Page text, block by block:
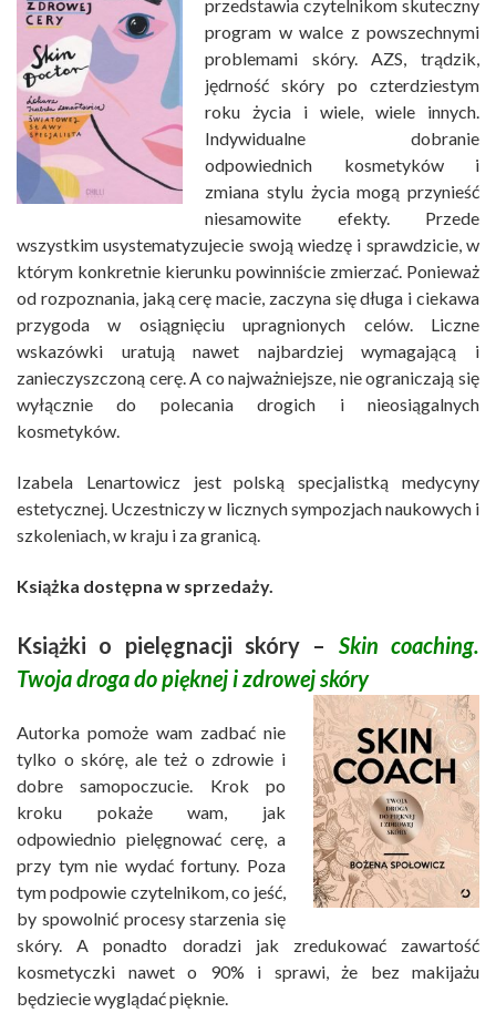
przedstawia czytelnikom skuteczny
program w walce z powszechnymi
problemami skóry. AZS, trądzik,
jędrność skóry po czterdziestym
roku życia i wiele, wiele innych.
Indywidualne dobranie
odpowiednich kosmetyków i
zmiana stylu życia mogą przynieść
niesamowite efekty. Przede
wszystkim usystematyzujecie swoją wiedzę i sprawdzicie, w
którym konkretnie kierunku powinniście zmierzać. Ponieważ
od rozpoznania, jaką cerę macie, zaczyna się długa i ciekawa
przygoda w osiągnięciu upragnionych celów. Liczne
wskazówki uratują nawet najbardziej wymagającą i
zanieczyszczoną cerę. A co najważniejsze, nie ograniczają się
wyłącznie do polecania drogich i nieosiągalnych
kosmetyków.
Izabela Lenartowicz jest polską specjalistką medycyny
estetycznej. Uczestniczy w licznych sympozjach naukowych i
szkoleniach, w kraju i za granicą.
Książka dostępna w sprzedaży.
Książki o pielęgnacji skóry – Skin coaching.
Twoja droga do pięknej i zdrowej skóry
Autorka pomoże wam zadbać nie
tylko o skórę, ale też o zdrowie i
dobre samopoczucie. Krok po
kroku pokaże wam, jak
odpowiednio pielęgnować cerę, a
przy tym nie wydać fortuny. Poza
tym podpowie czytelnikom, co jeść,
by spowolnić procesy starzenia się
skóry. A ponadto doradzi jak zredukować zawartość
kosmetyczki nawet o 90% i sprawi, że bez makijażu
będziecie wyglądać pięknie.